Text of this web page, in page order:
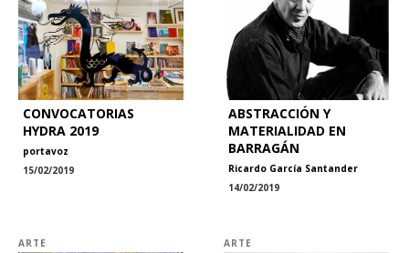
CONVOCATORIAS
HYDRA 2019
portavoz
15/02/2019
ABSTRACCIÓN Y
MATERIALIDAD EN
BARRAGÁN
Ricardo García Santander
14/02/2019
ARTE ARTE